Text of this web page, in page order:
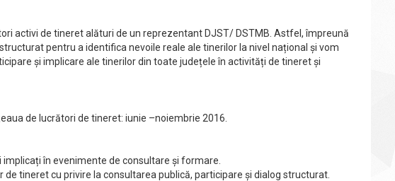
activi de tineret alături de un reprezentant DJST/ DSTMB. Astfel, împreună
pentru a identifica nevoile reale ale tinerilor la nivel național și vom
și implicare ale tinerilor din toate județele în activități de tineret și
de lucrători de tineret: iunie –noiembrie 2016.
în evenimente de consultare și formare.
tineret cu privire la consultarea publică, participare și dialog structurat.